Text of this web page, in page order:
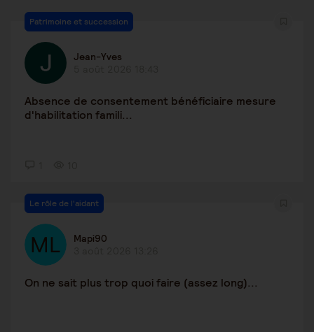
Patrimoine et succession
Jean-Yves
Absence de consentement bénéficiaire mesure
d'habilitation famili...
Le rôle de l'aidant
Mapi90
On ne sait plus trop quoi faire (assez long)...